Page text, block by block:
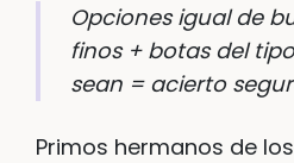
Opciones igual de
finos + botas del
sean = acierto
Primos hermanos de